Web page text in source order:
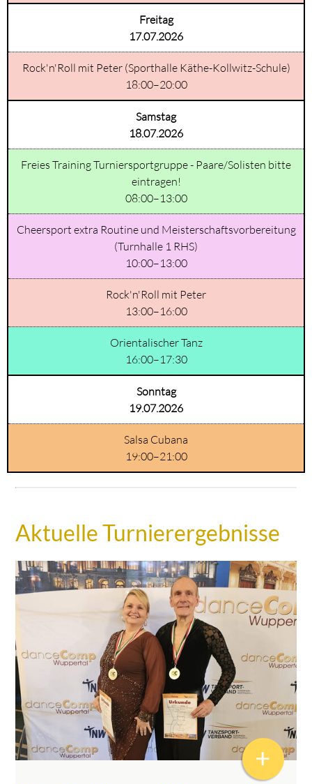
Freitag
17.07.2026
Rock'n'Roll mit Peter (Sporthalle Käthe-Kollwitz-Schule)
18:00–20:00
Samstag
18.07.2026
Freies Training Turniersportgruppe - Paare/Solisten bitte
eintragen!
08:00–13:00
Cheersport extra Routine und Meisterschaftsvorbereitung
(Turnhalle 1 RHS)
10:00–13:00
Rock'n'Roll mit Peter
13:00–16:00
Orientalischer Tanz
16:00–17:30
Sonntag
19.07.2026
Salsa Cubana
19:00–21:00
Aktuelle Turnierergebnisse
+